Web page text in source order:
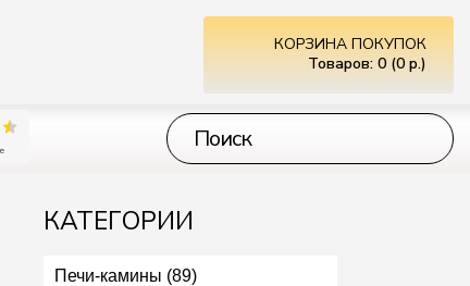
КОРЗИНА ПОКУПОК
Товаров: 0 (0 р.)
КАТЕГОРИИ
Печи-камины (89)